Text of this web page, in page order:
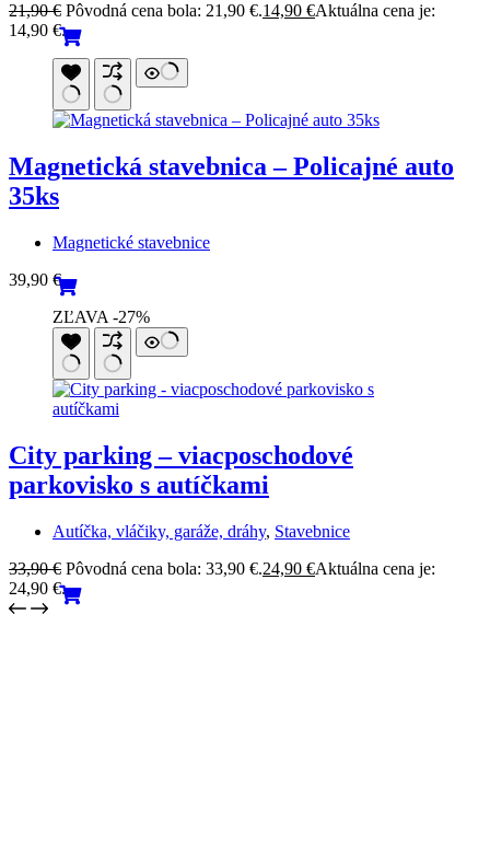
21,90€ Pôvodná cena bola: 21,90 €.14,90 €Aktuálna cena je:
14,90 €.
Magnetická stavebnica – Policajné auto
35ks
Magnetické stavebnice
39,90 €
ZĽAVA -27%
City parking – viacposchodové
parkovisko s autíčkami
Autíčka, vláčiky, garáže, dráhy, Stavebnice
33,90€ Pôvodná cena bola: 33,90 €.24,90 €Aktuálna cena je:
24,90 €.